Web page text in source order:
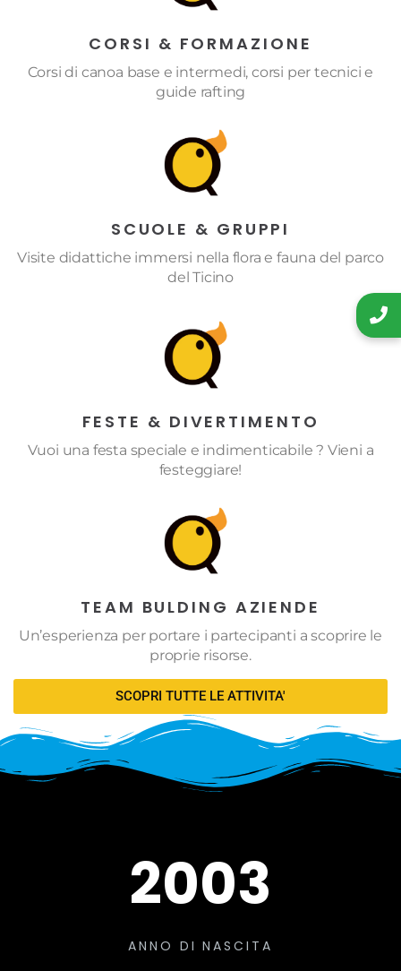
CORSI & FORMAZIONE
Corsi di canoa base e intermedi, corsi per tecnici e
guide rafting
SCUOLE & GRUPPI
Visite didattiche immersi nella flora e fauna del parco
del Ticino
FESTE & DIVERTIMENTO
Vuoi una festa speciale e indimenticabile ? Vieni a
festeggiare!
TEAM BULDING AZIENDE
Un’esperienza per portare i partecipanti a scoprire le
proprie risorse.
SCOPRI TUTTE LE ATTIVITA'
2003
ANNO DI NASCITA